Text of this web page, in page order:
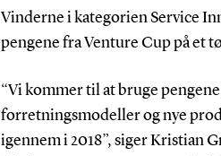
Vinderne i kategorien Service
pengene fra Venture Cup på et
“Vi kommer til at bruge
forretningsmodeller og nye
igennem i 2018”, siger Kristian